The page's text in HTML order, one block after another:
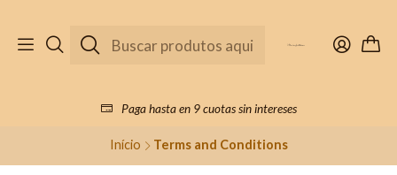
Paga hasta en 9 cuotas sin intereses
Início Terms and Conditions